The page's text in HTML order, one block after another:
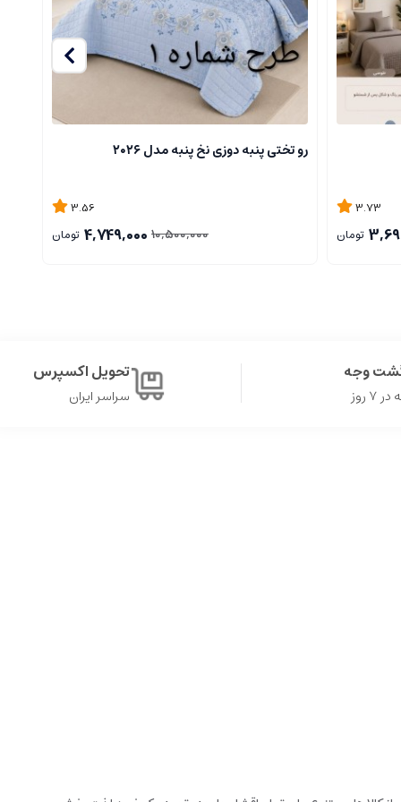
3.73
تومان
رو تختی پنبه دوزی نخ پنبه مدل ۲۰۲۶
3.56
10,500,000
4,749,000 تومان
وجه
روز
تحویل اکسپرس
سراسر ایران